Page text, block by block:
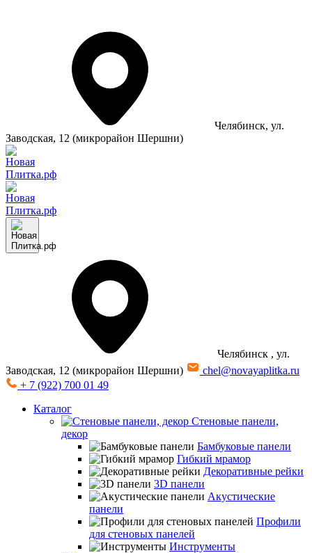
Челябинск, ул.
Заводская, 12 (микрорайон Шершни)
Челябинск , ул.
Заводская, 12 (микрорайон Шершни)
chel@novayaplitka.ru
+ 7 (922) 700 01 49
Каталог
Стеновые панели,
декор
Бамбуковые панели
Гибкий мрамор
Декоративные рейки
3D панели
Акустические
панели
Профили
для стеновых панелей
Инструменты